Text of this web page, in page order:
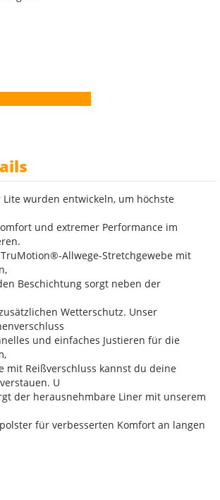
Lite wurden entwickeln, um höchste
und extremer Performance im
Allwege-Stretchgewebe mit
Beschichtung sorgt neben der
Wetterschutz. Unser
und einfaches Justieren für die
mit Reißverschluss kannst du deine
U
der herausnehmbare Liner mit unserem
für verbesserten Komfort an langen